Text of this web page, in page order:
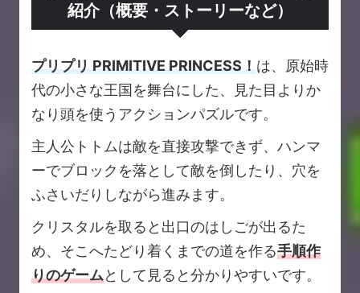
紹介（概要・ストーリーなど）
プリプリ PRIMITIVE PRINCESS！は、原始時
代の小さな王国を舞台にした、見た目よりか
なり頭を使うアクションパズルです。
主人公トトムは敵を直接攻撃できず、ハンマ
ーでブロックを落として敵を倒したり、穴を
ふさいだりしながら進みます。
クリスタルを取ると出口のはしごが出るた
め、そこへたどり着くまでの道を作る手順作
りのゲームとして見ると分かりやすいです。